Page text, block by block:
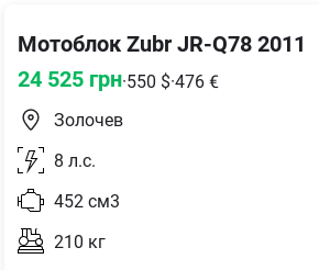
Мотоблок Zubr JR-Q78 2011
24 525 грн·550 $·476 €
Золочев
8 л.с.
452 см3
210 кг